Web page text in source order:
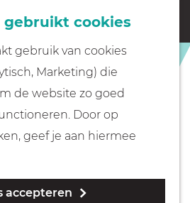
gebruikt cookies
gebruik van cookies
Marketing) die
de website zo goed
Door op
geef je aan hiermee
accepteren
Fietsen
Wandelen
Geocachen